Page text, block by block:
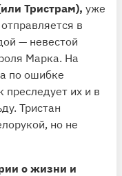
Тристрам), уже
в
— невестой
Марка. На
по ошибке
их и в
Тристан
но не
о жизни и